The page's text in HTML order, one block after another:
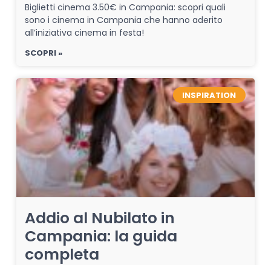
Biglietti cinema 3.50€ in Campania: scopri quali
sono i cinema in Campania che hanno aderito
all’iniziativa cinema in festa!
SCOPRI »
INSPIRATION
Addio al Nubilato in
Campania: la guida
completa